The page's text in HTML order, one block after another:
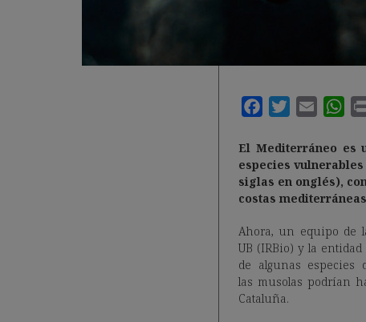
El Mediterráneo es
especies
siglas en onglés),
costas
Ahora, un equipo de
UB (IRBio) y la
de algunas especies
las musolas podrían
Cataluña.